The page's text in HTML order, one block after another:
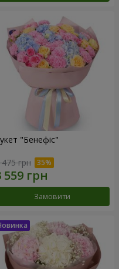
"Бенефіс"
грн
Замовити